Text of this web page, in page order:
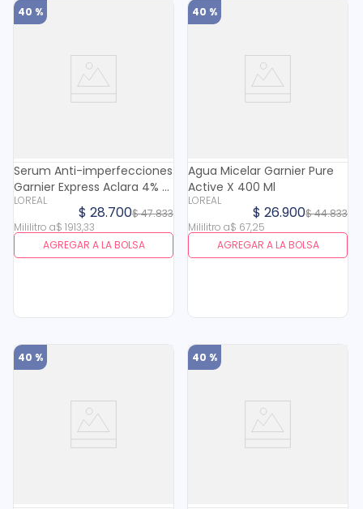
40 %
Serum Anti-imperfecciones
Garnier Express Aclara 4% X
15 Ml
LOREAL
$47.833
$ 28.700
Mililitro a$ 1913,33
AGREGAR A LA BOLSA
40 %
Agua Micelar Garnier Pure
Active X 400 Ml
LOREAL
$44.833
$ 26.900
Mililitro a$ 67,25
AGREGAR A LA BOLSA
40 % 40 %